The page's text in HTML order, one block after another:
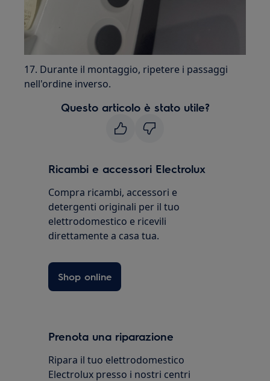
17. Durante il montaggio, ripetere i passaggi
nell'ordine inverso.
Questo articolo è stato utile?
Ricambi e accessori Electrolux
Compra ricambi, accessori e
detergenti originali per il tuo
elettrodomestico e ricevili
direttamente a casa tua.
Shop online
Prenota una riparazione
Ripara il tuo elettrodomestico
Electrolux presso i nostri centri